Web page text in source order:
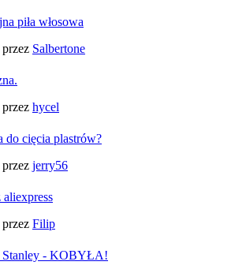
piła włosowa
Salbertone
hycel
do cięcia plastrów?
jerry56
aliexpress
Filip
Stanley - KOBYŁA!